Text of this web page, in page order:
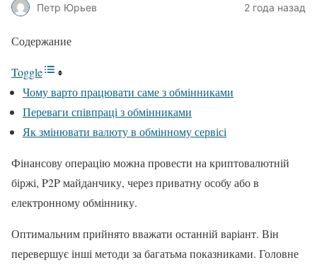
Петр Юрьев 2 года назад
Содержание
Toggle
Чому варто працювати саме з обмінниками
Переваги співпраці з обмінниками
Як змінювати валюту в обмінному сервісі
Фінансову операцію можна провести на криптовалютній
біржі, P2P майданчику, через приватну особу або в
електронному обміннику.
Оптимальним прийнято вважати останній варіант. Він
перевершує інші методи за багатьма показниками. Головне